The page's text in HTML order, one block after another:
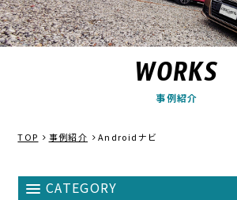
WORKS
事例紹介
TOP 事例紹介 Androidナビ